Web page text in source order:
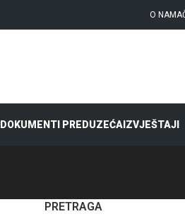
O NAMA
DOKUMENTI PREDUZEĆAIZVJEŠTAJI
PRETRAGA